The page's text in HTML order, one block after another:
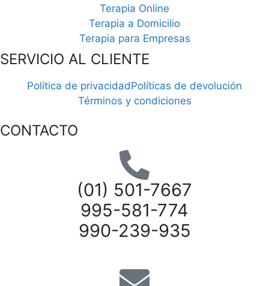
Terapia Online
Terapia a Domicilio
Terapia para Empresas
SERVICIO AL CLIENTE
Política de privacidadPolíticas de devolución
Términos y condiciones
CONTACTO
(01) 501-7667
995-581-774
990-239-935